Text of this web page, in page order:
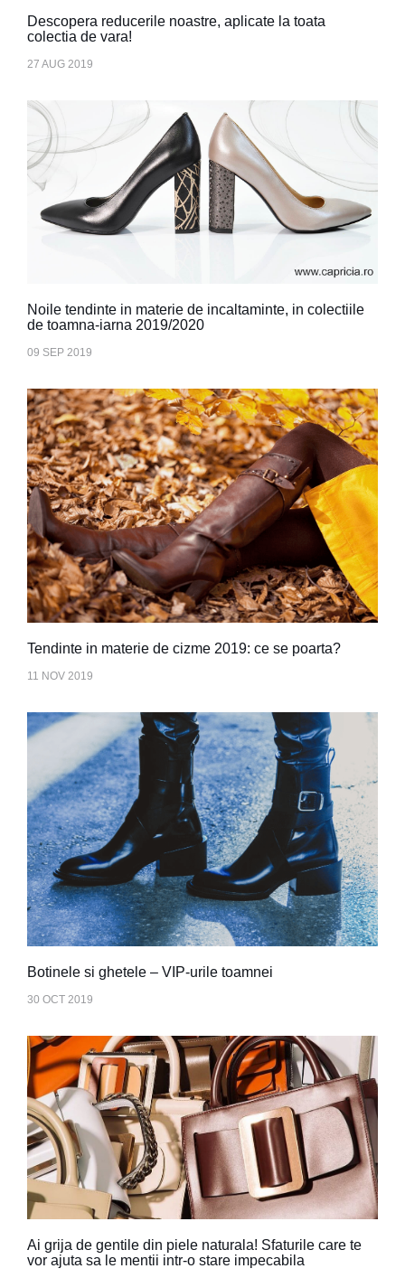
Descopera reducerile noastre, aplicate la toata
colectia de vara!
27 AUG 2019
Noile tendinte in materie de incaltaminte, in colectiile
de toamna-iarna 2019/2020
09 SEP 2019
Tendinte in materie de cizme 2019: ce se poarta?
11 NOV 2019
Botinele si ghetele – VIP-urile toamnei
30 OCT 2019
Ai grija de gentile din piele naturala! Sfaturile care te
vor ajuta sa le mentii intr-o stare impecabila